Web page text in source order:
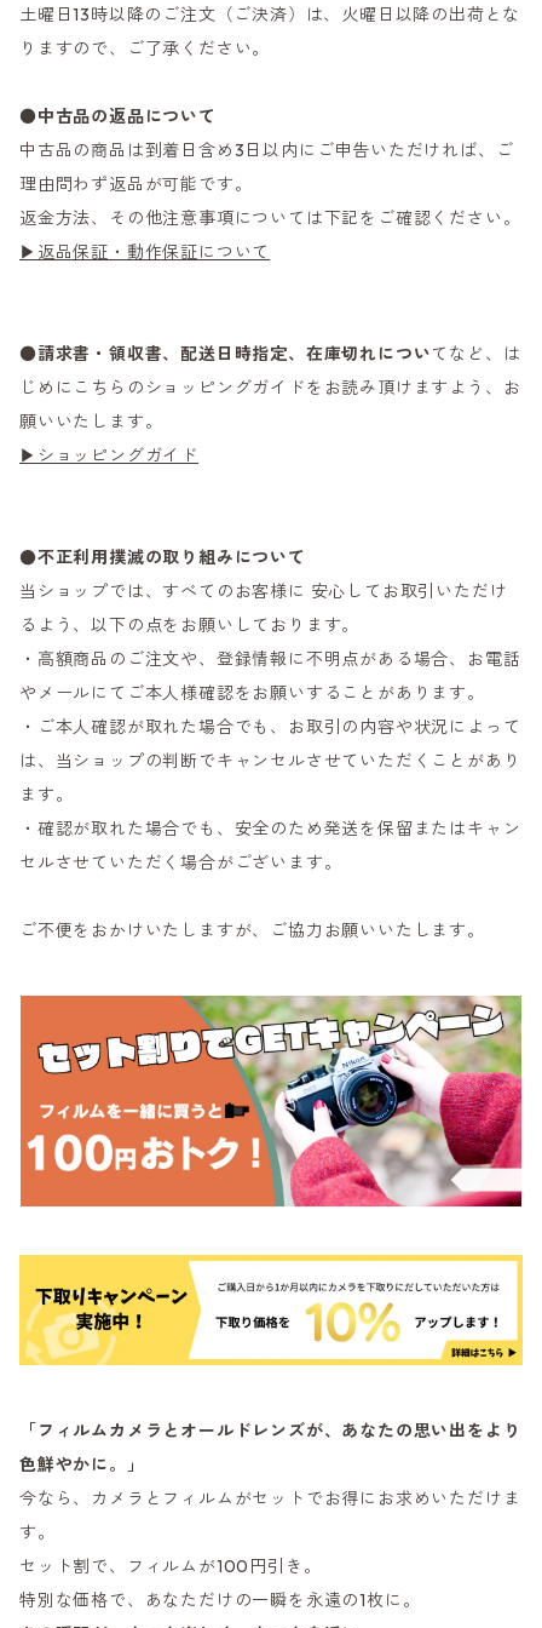
土曜日13時以降のご注文（ご決済）は、火曜日以降の出荷とな
りますので、ご了承ください。
●中古品の返品について
中古品の商品は到着日含め3日以内にご申告いただければ、ご
理由問わず返品が可能です。
返金方法、その他注意事項については下記をご確認ください。
▶返品保証・動作保証について
●請求書・領収書、配送日時指定、在庫切れについてなど、は
じめにこちらのショッピングガイドをお読み頂けますよう、お
願いいたします。
▶ショッピングガイド
●不正利用撲滅の取り組みについて
当ショップでは、すべてのお客様に 安心してお取引いただけ
るよう、以下の点をお願いしております。
・高額商品のご注文や、登録情報に不明点がある場合、お電話
やメールにてご本人様確認をお願いすることがあります。
・ご本人確認が取れた場合でも、お取引の内容や状況によって
は、当ショップの判断でキャンセルさせていただくことがあり
ます。
・確認が取れた場合でも、安全のため発送を保留またはキャン
セルさせていただく場合がございます。
ご不便をおかけいたしますが、ご協力お願いいたします。
「フィルムカメラとオールドレンズが、あなたの思い出をより
色鮮やかに。」
今なら、カメラとフィルムがセットでお得にお求めいただけま
す。
セット割で、フィルムが100円引き。
特別な価格で、あなただけの一瞬を永遠の1枚に。